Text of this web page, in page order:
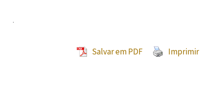
.
Salvar em PDF Imprimir